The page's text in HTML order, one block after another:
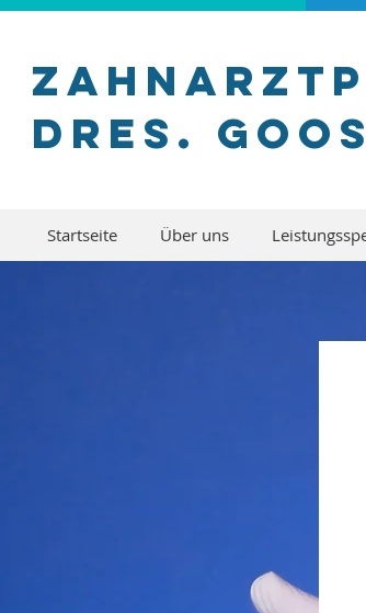
Dres.
Startseite Über uns